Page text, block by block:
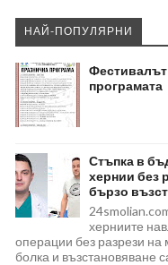
НАЙ-ПОПУЛЯРНИ
програмата
Стъпка в
хернии без
бързо
херниите
операции без разрези
болка и възстановяване